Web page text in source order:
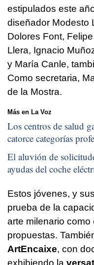
estipulados este
diseñador Modesto
Dolores Font,
Llera, Ignacio
y María Canle,
Como secretaria,
de la Mostra.
Más en La Voz
Los centros de salud
catorce categorías
El aluvión de
ayudas del coche
Estos jóvenes, y
prueba de la
arte milenario
propuestas.
ArtEncaixe, con